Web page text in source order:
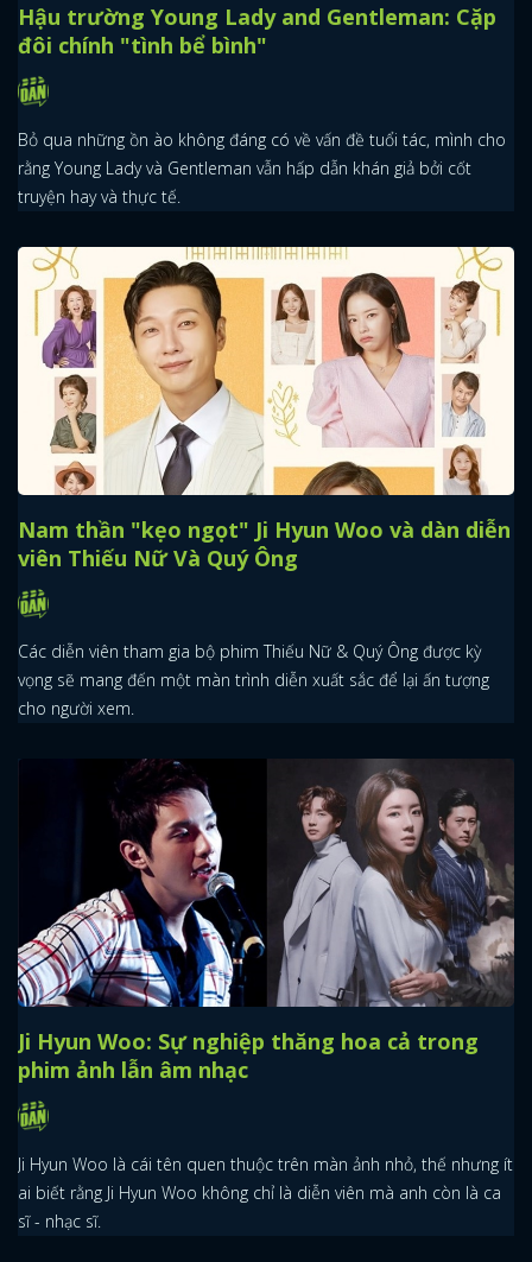
Hậu trường Young Lady and Gentleman: Cặp
đôi chính "tình bể bình"
Bỏ qua những ồn ào không đáng có về vấn đề tuổi tác, mình cho
rằng Young Lady và Gentleman vẫn hấp dẫn khán giả bởi cốt
truyện hay và thực tế.
Nam thần "kẹo ngọt" Ji Hyun Woo và dàn diễn
viên Thiếu Nữ Và Quý Ông
Các diễn viên tham gia bộ phim Thiếu Nữ & Quý Ông được kỳ
vọng sẽ mang đến một màn trình diễn xuất sắc để lại ấn tượng
cho người xem.
Ji Hyun Woo: Sự nghiệp thăng hoa cả trong
phim ảnh lẫn âm nhạc
Ji Hyun Woo là cái tên quen thuộc trên màn ảnh nhỏ, thế nhưng ít
ai biết rằng Ji Hyun Woo không chỉ là diễn viên mà anh còn là ca
sĩ - nhạc sĩ.